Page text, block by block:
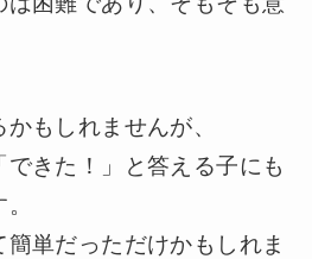
もしれませんが、
できた！」と答える子にも
単だっただけかもしれま